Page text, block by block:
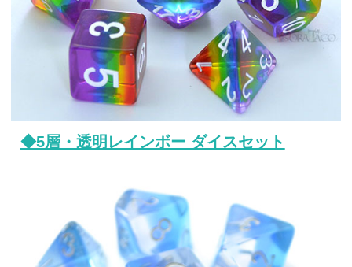
◆5層・透明レインボー ダイスセット